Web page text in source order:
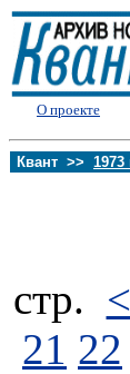
О проекте
Квант >> 1973
стp.
21 22